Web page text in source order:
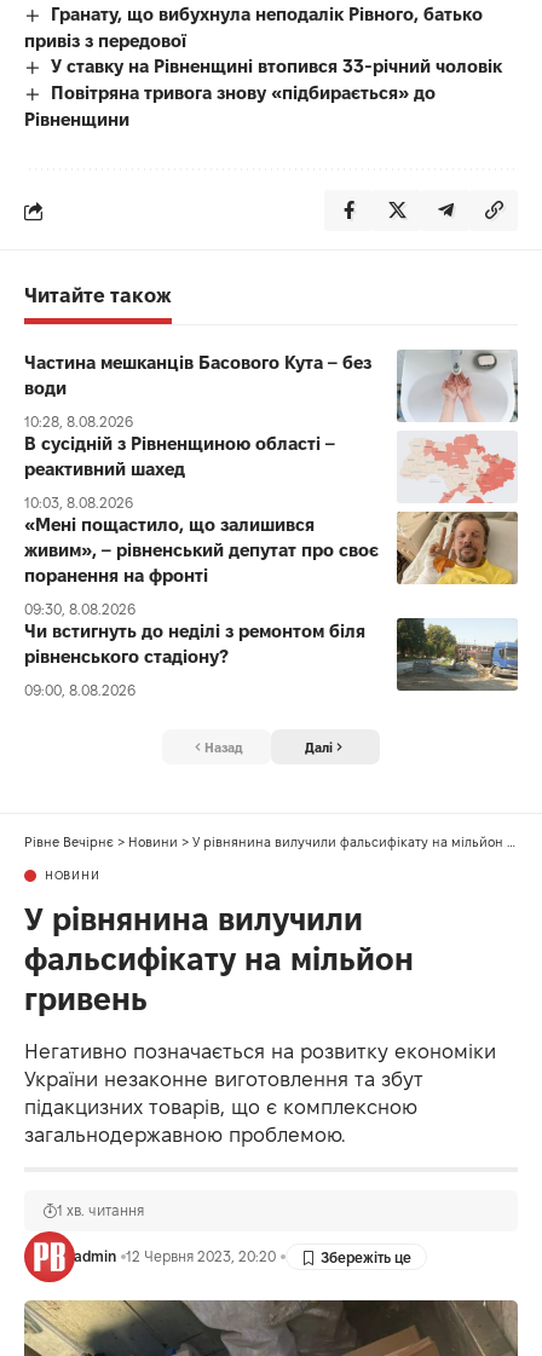
Гранату, що вибухнула неподалік Рівного, батько
привіз з передової
У ставку на Рівненщині втопився 33-річний чоловік
Повітряна тривога знову «підбирається» до
Рівненщини
Читайте також
Частина мешканців Басового Кута – без
води
10:28, 8.08.2026
В сусідній з Рівненщиною області –
реактивний шахед
10:03, 8.08.2026
«Мені пощастило, що залишився
живим», – рівненський депутат про своє
поранення на фронті
09:30, 8.08.2026
Чи встигнуть до неділі з ремонтом біля
рівненського стадіону?
09:00, 8.08.2026
Назад Далі
Рівне Вечірнє > Новини > У рівнянина вилучили фальсифікату на мільйон гривень
НОВИНИ
У рівнянина вилучили
фальсифікату на мільйон
гривень
Негативно позначається на розвитку економіки
України незаконне виготовлення та збут
підакцизних товарів, що є комплексною
загальнодержавною проблемою.
admin 12 Червня 2023, 20:20
1 хв. читання